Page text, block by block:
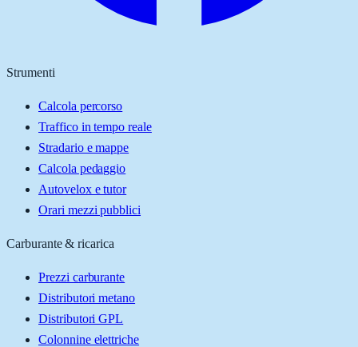
Strumenti
Calcola percorso
Traffico in tempo reale
Stradario e mappe
Calcola pedaggio
Autovelox e tutor
Orari mezzi pubblici
Carburante & ricarica
Prezzi carburante
Distributori metano
Distributori GPL
Colonnine elettriche